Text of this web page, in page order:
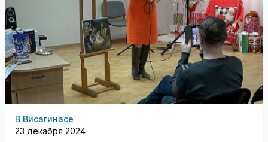
В Висагинасе
23 декабря 2024